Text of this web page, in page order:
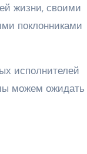
жизни, своими
поклонниками
исполнителей
можем ожидать